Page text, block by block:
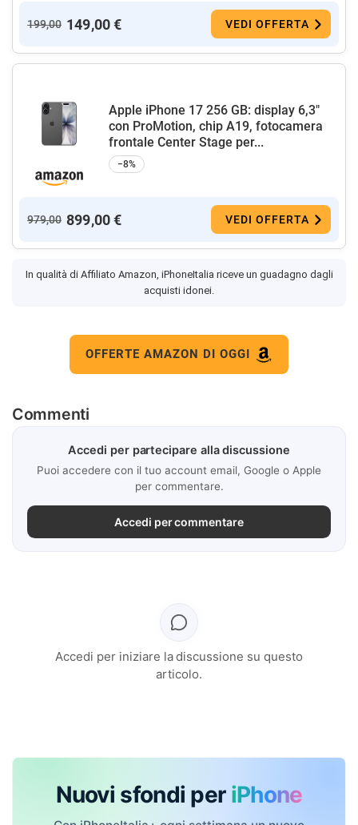
199,00 149,00 € VEDI OFFERTA
Apple iPhone 17 256 GB: display 6,3"
con ProMotion, chip A19, fotocamera
frontale Center Stage per...
−8%
979,00 899,00 € VEDI OFFERTA
In qualità di Affiliato Amazon, iPhoneItalia riceve un guadagno dagli
acquisti idonei.
OFFERTE AMAZON DI OGGI
Commenti
Accedi per partecipare alla discussione
Puoi accedere con il tuo account email, Google o Apple
per commentare.
Accedi per commentare
Accedi per iniziare la discussione su questo
articolo.
Nuovi sfondi per iPhone